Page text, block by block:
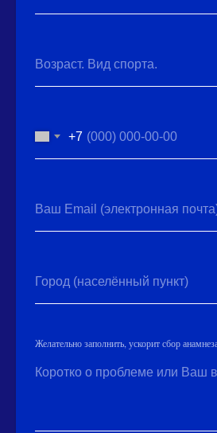
Возраст. Вид спорта.
+7
Ваш Email (электронная
Город (населённый пункт)
Желательно заполнить, ускорит сбор
Коротко о проблеме или Ваш